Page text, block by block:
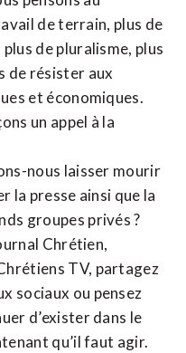
de terrain, plus de
de pluralisme, plus
de résister aux
et économiques.
un appel à la
nous laisser mourir
la presse ainsi que la
groupes privés ?
Chrétien,
TV, partagez
sociaux ou pensez
d’exister dans le
qu’il faut agir.